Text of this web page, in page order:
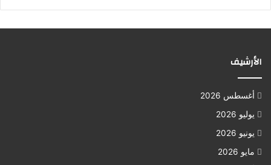
الأرشيف
أغسطس 2026
يوليو 2026
يونيو 2026
مايو 2026